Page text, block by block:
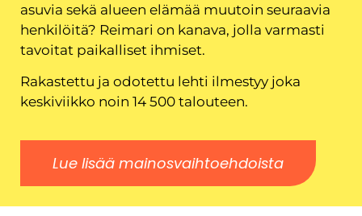
asuvia sekä alueen elämää muutoin seuraavia
henkilöitä? Reimari on kanava, jolla varmasti
tavoitat paikalliset ihmiset.
Rakastettu ja odotettu lehti ilmestyy joka
keskiviikko noin 14 500 talouteen.
Lue lisää mainosvaihtoehdoista